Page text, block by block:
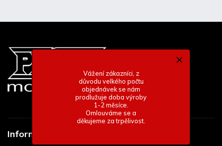
Vážení zákazníci, z
důvodu velkého počtu
objednávek se nám
prodlužuje doba výroby
1-2 měsíce.
Omlouváme se a
děkujeme za trpělivost.
Informace pro vás